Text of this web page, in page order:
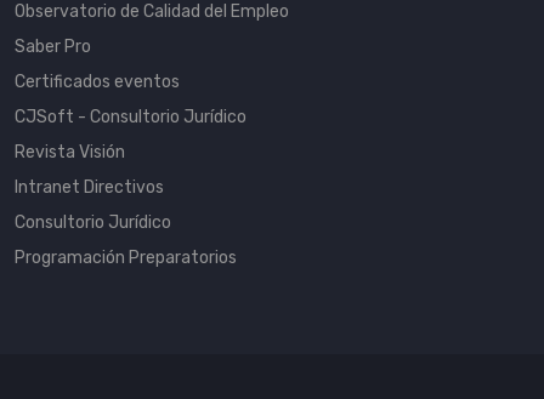
Observatorio de Calidad del Empleo
Saber Pro
Certificados eventos
CJSoft - Consultorio Jurídico
Revista Visión
Intranet Directivos
Consultorio Jurídico
Programación Preparatorios